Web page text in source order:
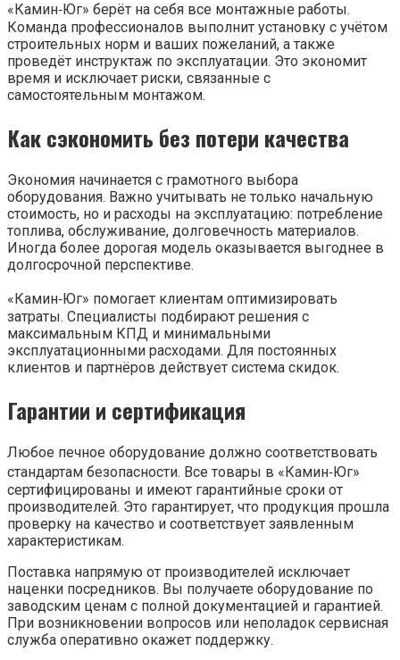
«Камин‑Юг» берёт на себя все монтажные работы.
Команда профессионалов выполнит установку с учётом
строительных норм и ваших пожеланий, а также
проведёт инструктаж по эксплуатации. Это экономит
время и исключает риски, связанные с
самостоятельным монтажом.
Как сэкономить без потери качества
Экономия начинается с грамотного выбора
оборудования. Важно учитывать не только начальную
стоимость, но и расходы на эксплуатацию: потребление
топлива, обслуживание, долговечность материалов.
Иногда более дорогая модель оказывается выгоднее в
долгосрочной перспективе.
«Камин‑Юг» помогает клиентам оптимизировать
затраты. Специалисты подбирают решения с
максимальным КПД и минимальными
эксплуатационными расходами. Для постоянных
клиентов и партнёров действует система скидок.
Гарантии и сертификация
Любое печное оборудование должно соответствовать
стандартам безопасности. Все товары в «Камин‑Юг»
сертифицированы и имеют гарантийные сроки от
производителей. Это гарантирует, что продукция прошла
проверку на качество и соответствует заявленным
характеристикам.
Поставка напрямую от производителей исключает
наценки посредников. Вы получаете оборудование по
заводским ценам с полной документацией и гарантией.
При возникновении вопросов или неполадок сервисная
служба оперативно окажет поддержку.